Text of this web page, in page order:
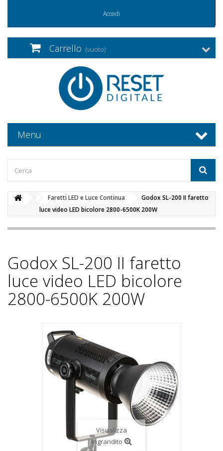
Accedi
Carrello (vuoto)
Menu
Faretti LED e Luce Continua
Godox SL-200 II faretto
luce video LED bicolore 2800-6500K 200W
Godox SL-200 II faretto
luce video LED bicolore
2800-6500K 200W
Visualizza
ingrandito